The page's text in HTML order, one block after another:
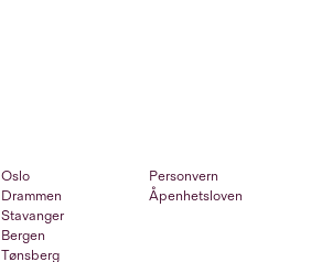
Oslo
Drammen
Stavanger
Bergen
Tønsberg
Personvern
Åpenhetsloven